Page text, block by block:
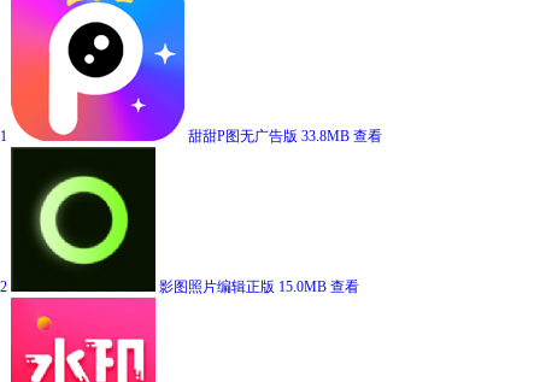
1 甜甜P图无广告版 33.8MB 查看
2 影图照片编辑正版 15.0MB 查看